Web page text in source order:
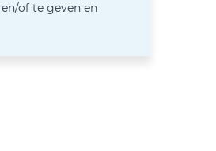
of te geven en